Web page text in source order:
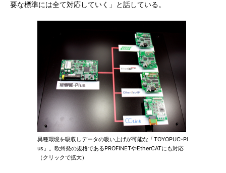
要な標準には全て対応していく」と話している。
異種環境を吸収しデータの吸い上げが可能な「TOYOPUC-Pl
us」。欧州発の規格であるPROFINETやEtherCATにも対応
（クリックで拡大）